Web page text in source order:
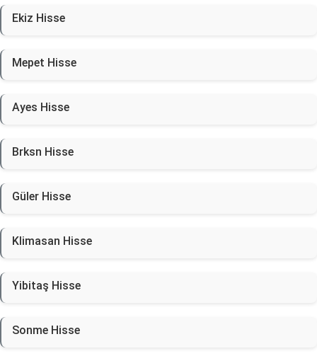
Ekiz Hisse
Mepet Hisse
Ayes Hisse
Brksn Hisse
Güler Hisse
Klimasan Hisse
Yibitaş Hisse
Sonme Hisse